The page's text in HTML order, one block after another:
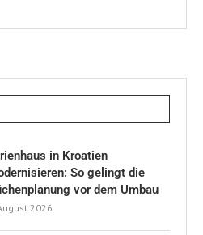
in Kroatien
So gelingt die
vor dem Umbau
2026